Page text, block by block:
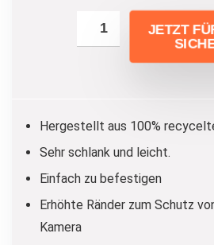
JETZT
Hergestellt aus 100%
Sehr schlank und leicht.
Einfach zu befestigen
Erhöhte Ränder zum Schutz
Kamera